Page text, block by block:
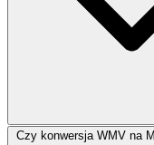
Czy konwersja WMV na